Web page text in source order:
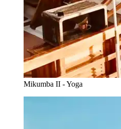
Mikumba II - Yoga